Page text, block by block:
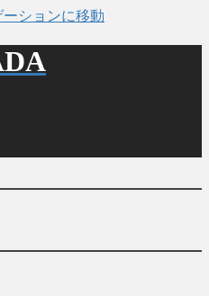
ーションに移動